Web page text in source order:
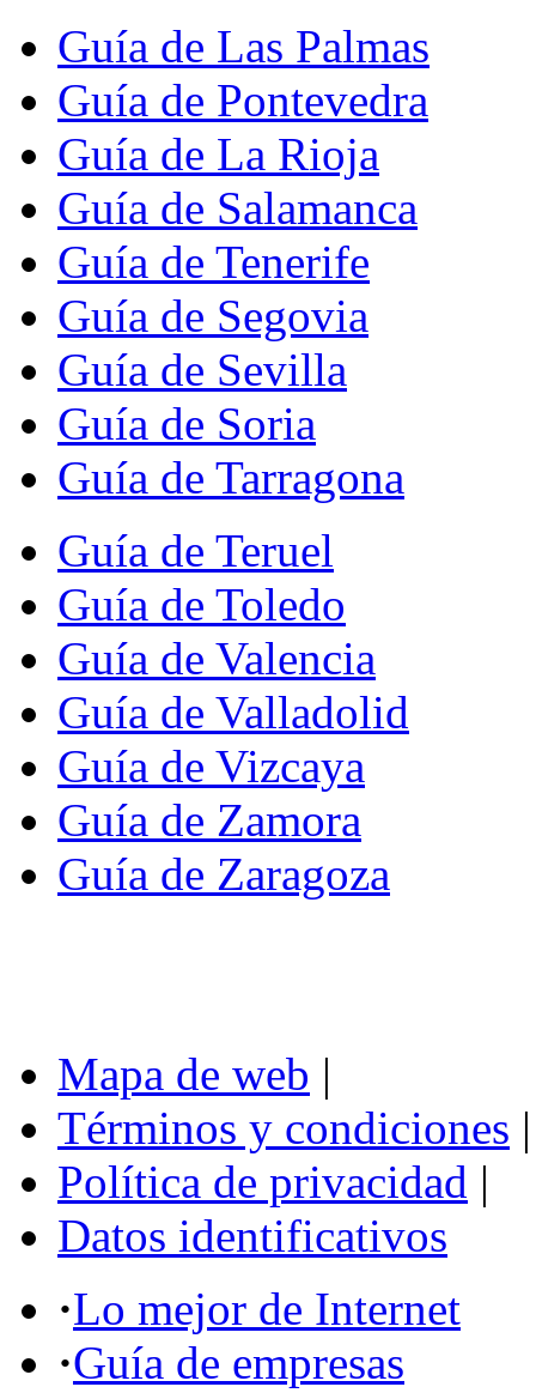
Guía de Las Palmas
Guía de Pontevedra
Guía de La Rioja
Guía de Salamanca
Guía de Tenerife
Guía de Segovia
Guía de Sevilla
Guía de Soria
Guía de Tarragona
Guía de Teruel
Guía de Toledo
Guía de Valencia
Guía de Valladolid
Guía de Vizcaya
Guía de Zamora
Guía de Zaragoza
Mapa de web |
Términos y condiciones |
Política de privacidad |
Datos identificativos
·Lo mejor de Internet
·Guía de empresas